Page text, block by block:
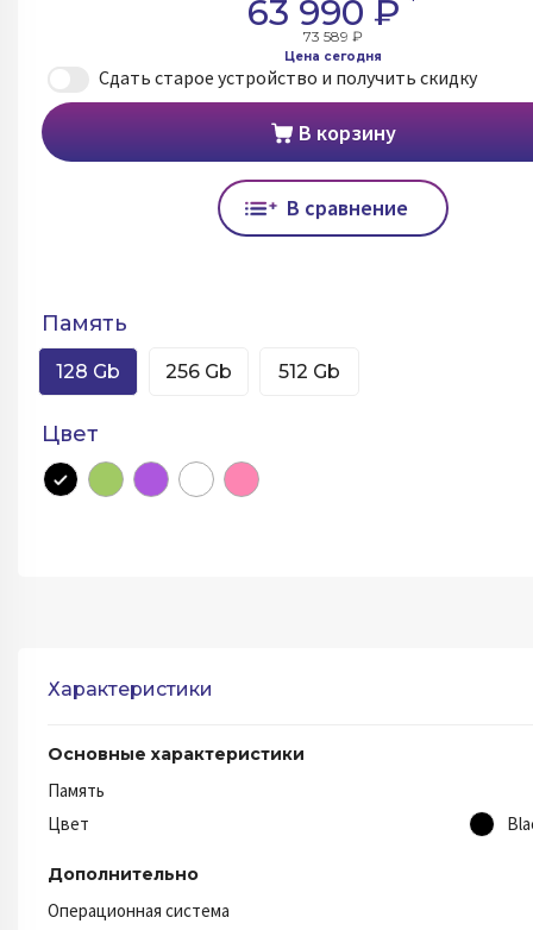
Память
128 Gb 256 Gb 512 Gb
Цвет
63 990 ₽
73 589 ₽
Цена сегодня
Сдать старое устройство и получить скидку
В корзину
В сравнение
Характеристики
Основные характеристики
Память
Цвет
Дополнительно
Операционная система